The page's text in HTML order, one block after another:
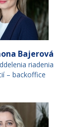
Bajerová
riadenia
– backoffice